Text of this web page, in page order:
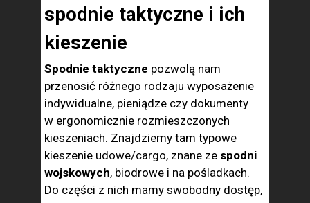
spodnie taktyczne i ich
kieszenie
Spodnie taktyczne pozwolą nam
przenosić różnego rodzaju wyposażenie
indywidualne, pieniądze czy dokumenty
w ergonomicznie rozmieszczonych
kieszeniach. Znajdziemy tam typowe
kieszenie udowe/cargo, znane ze spodni
wojskowych, biodrowe i na pośladkach.
Do części z nich mamy swobodny dostęp,